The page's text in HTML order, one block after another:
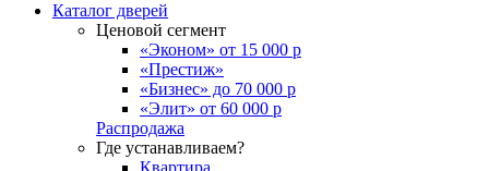
Каталог дверей
Ценовой сегмент
«Эконом» от 15 000 р
«Престиж»
«Бизнес» до 70 000 р
«Элит» от 60 000 р
Распродажа
Где устанавливаем?